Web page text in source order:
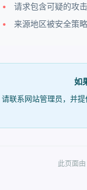
请求包含可疑的攻
来源地区被安全策
如
请联系网站管理员，并
此页面